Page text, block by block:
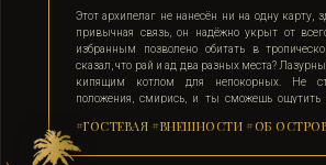
#ГОСТЕВАЯ #ВНЕШНОСТИ #ОБ
Этот архипелаг не нанесён ни на одну карту,
привычная связь, он надёжно укрыт от
избранным позволено обитать в
сказал, что рай и ад два разных места?
кипящим котлом для непокорных. Не
положения, смирись, и ты сможешь ощутить
адептом. Выбери для себя стезю, ступай по ней,
рабыни, иначе тебя силой поставят на